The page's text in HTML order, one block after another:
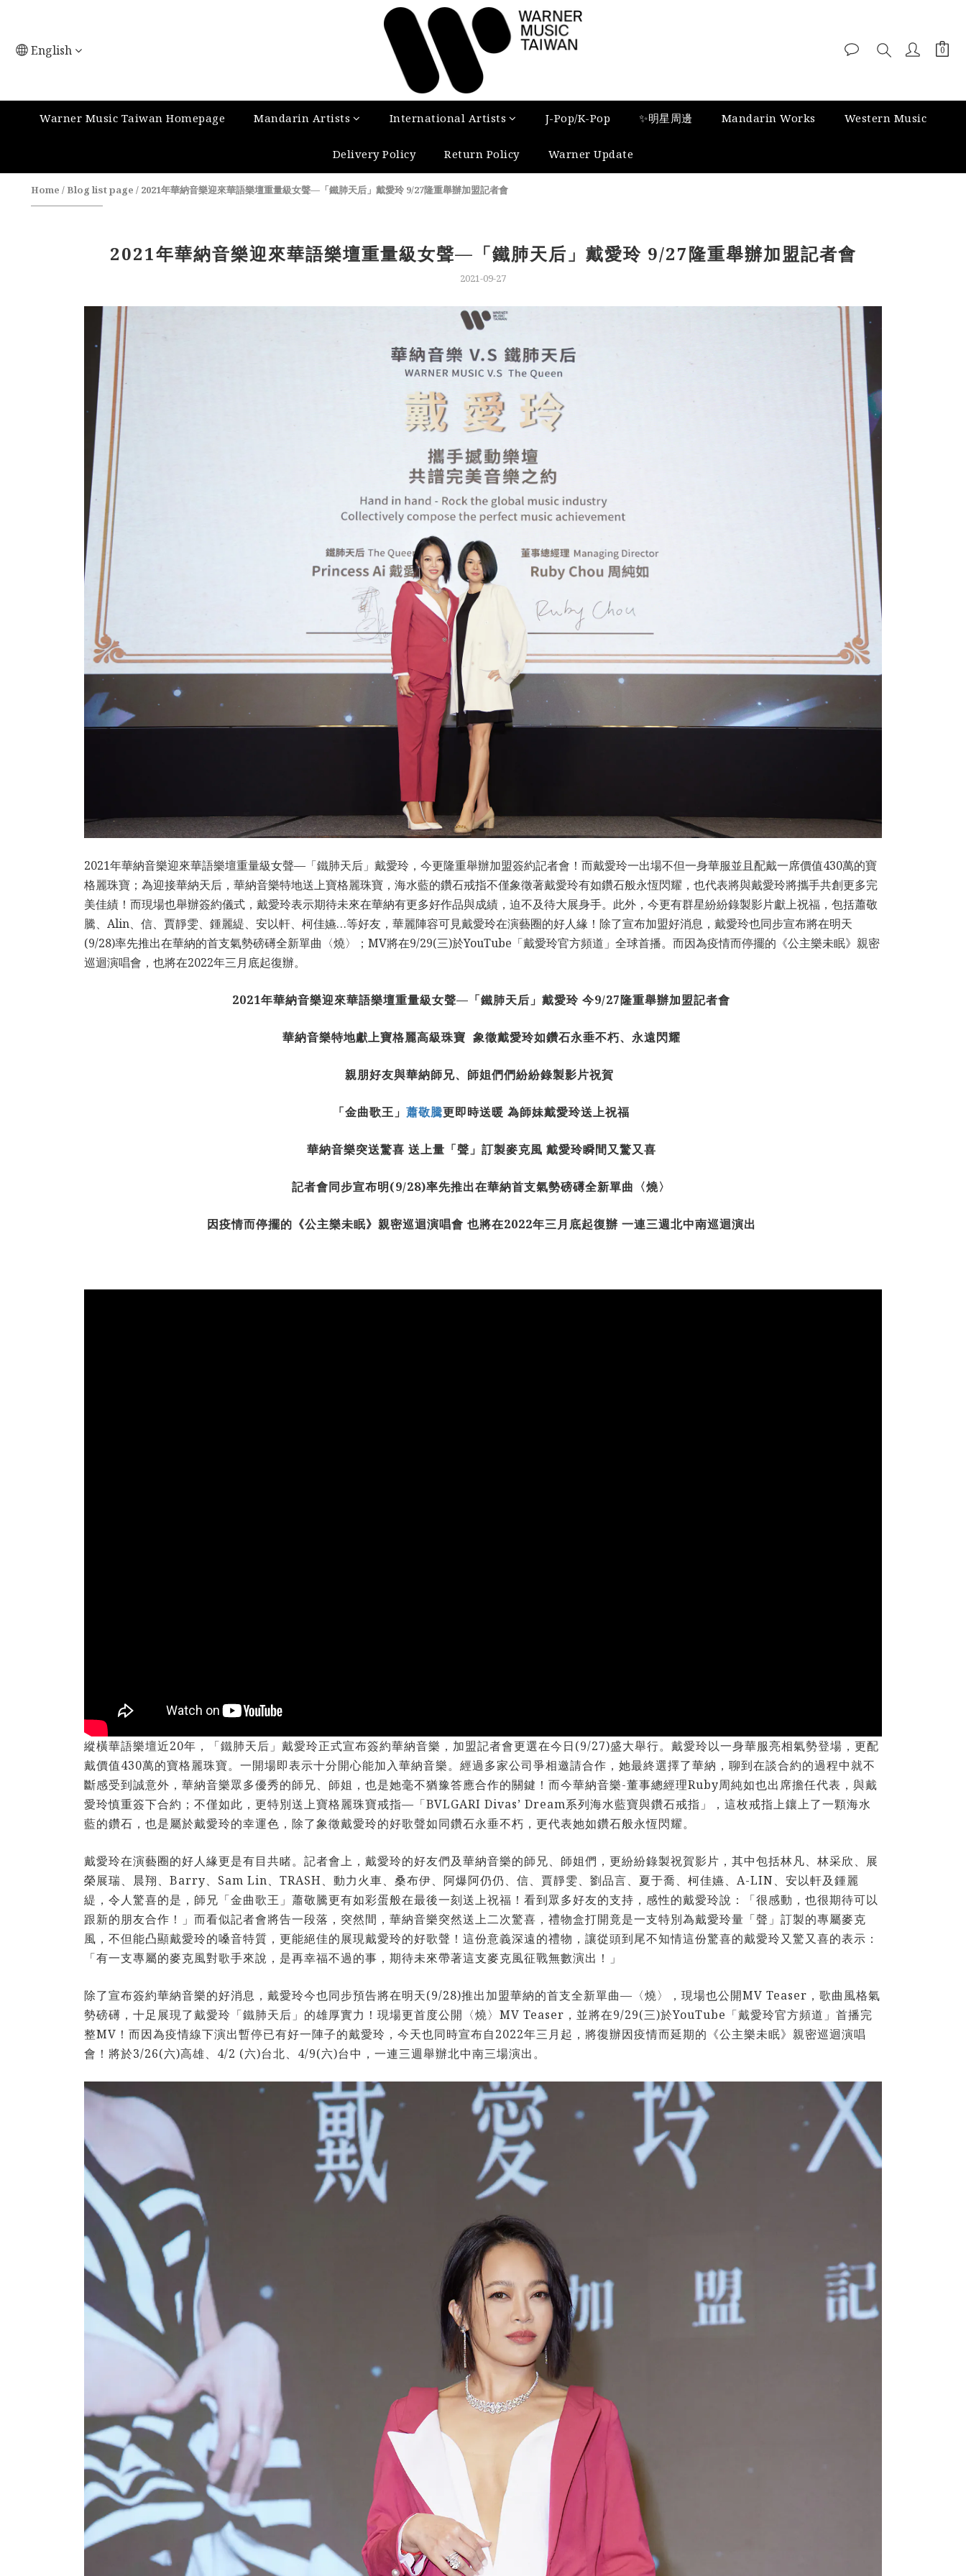
English
Warner Music Taiwan Homepage Mandarin Artists International Artists J-Pop/K-Pop ✨明星周邊 Mandarin Works Western Music
Delivery Policy Return Policy Warner Update
Home / Blog list page / 2021年華納音樂迎來華語樂壇重量級女聲—「鐵肺天后」戴愛玲 9/27隆重舉辦加盟記者會
2021年華納音樂迎來華語樂壇重量級女聲—「鐵肺天后」戴愛玲 9/27隆重舉辦加盟記者會
2021-09-27
2021年華納音樂迎來華語樂壇重量級女聲—「鐵肺天后」戴愛玲，今更隆重舉辦加盟簽約記者會！而戴愛玲一出場不但一身華服並且配戴一席價值430萬的寶
格麗珠寶；為迎接華納天后，華納音樂特地送上寶格麗珠寶，海水藍的鑽石戒指不僅象徵著戴愛玲有如鑽石般永恆閃耀，也代表將與戴愛玲將攜手共創更多完
美佳績！而現場也舉辦簽約儀式，戴愛玲表示期待未來在華納有更多好作品與成績，迫不及待大展身手。此外，今更有群星紛紛錄製影片獻上祝福，包括蕭敬
騰、Alin、信、賈靜雯、鍾麗緹、安以軒、柯佳嬿…等好友，華麗陣容可見戴愛玲在演藝圈的好人緣！除了宣布加盟好消息，戴愛玲也同步宣布將在明天
(9/28)率先推出在華納的首支氣勢磅礡全新單曲〈燒〉；MV將在9/29(三)於YouTube「戴愛玲官方頻道」全球首播。而因為疫情而停擺的《公主樂未眠》親密
巡迴演唱會，也將在2022年三月底起復辦。
2021年華納音樂迎來華語樂壇重量級女聲—「鐵肺天后」戴愛玲 今9/27隆重舉辦加盟記者會
華納音樂特地獻上寶格麗高級珠寶 象徵戴愛玲如鑽石永垂不朽、永遠閃耀
親朋好友與華納師兄、師姐們們紛紛錄製影片祝賀
「金曲歌王」 蕭敬騰更即時送暖 為師妹戴愛玲送上祝福
華納音樂突送驚喜 送上量「聲」訂製麥克風 戴愛玲瞬間又驚又喜
記者會同步宣布明(9/28)率先推出在華納首支氣勢磅礡全新單曲〈燒〉
因疫情而停擺的《公主樂未眠》親密巡迴演唱會 也將在2022年三月底起復辦 一連三週北中南巡迴演出
縱橫華語樂壇近20年，「鐵肺天后」戴愛玲正式宣布簽約華納音樂，加盟記者會更選在今日(9/27)盛大舉行。戴愛玲以一身華服亮相氣勢登場，更配
戴價值430萬的寶格麗珠寶。一開場即表示十分開心能加入華納音樂。經過多家公司爭相邀請合作，她最終選擇了華納，聊到在談合約的過程中就不
斷感受到誠意外，華納音樂眾多優秀的師兄、師姐，也是她毫不猶豫答應合作的關鍵！而今華納音樂-董事總經理Ruby周純如也出席擔任代表，與戴
愛玲慎重簽下合約；不僅如此，更特別送上寶格麗珠寶戒指—「BVLGARI Divas’ Dream系列海水藍寶與鑽石戒指」，這枚戒指上鑲上了一顆海水
藍的鑽石，也是屬於戴愛玲的幸運色，除了象徵戴愛玲的好歌聲如同鑽石永垂不朽，更代表她如鑽石般永恆閃耀。
戴愛玲在演藝圈的好人緣更是有目共睹。記者會上，戴愛玲的好友們及華納音樂的師兄、師姐們，更紛紛錄製祝賀影片，其中包括林凡、林采欣、展
榮展瑞、晨翔、Barry、Sam Lin、TRASH、動力火車、桑布伊、阿爆阿仍仍、信、賈靜雯、劉品言、夏于喬、柯佳嬿、A-LIN、安以軒及鍾麗
緹，令人驚喜的是，師兄「金曲歌王」蕭敬騰更有如彩蛋般在最後一刻送上祝福！看到眾多好友的支持，感性的戴愛玲說：「很感動，也很期待可以
跟新的朋友合作！」而看似記者會將告一段落，突然間，華納音樂突然送上二次驚喜，禮物盒打開竟是一支特別為戴愛玲量「聲」訂製的專屬麥克
風，不但能凸顯戴愛玲的嗓音特質，更能絕佳的展現戴愛玲的好歌聲！這份意義深遠的禮物，讓從頭到尾不知情這份驚喜的戴愛玲又驚又喜的表示：
「有一支專屬的麥克風對歌手來說，是再幸福不過的事，期待未來帶著這支麥克風征戰無數演出！」
除了宣布簽約華納音樂的好消息，戴愛玲今也同步預告將在明天(9/28)推出加盟華納的首支全新單曲—〈燒〉，現場也公開MV Teaser，歌曲風格氣
勢磅礡，十足展現了戴愛玲「鐵肺天后」的雄厚實力！現場更首度公開〈燒〉MV Teaser，並將在9/29(三)於YouTube「戴愛玲官方頻道」首播完
整MV！而因為疫情線下演出暫停已有好一陣子的戴愛玲，今天也同時宣布自2022年三月起，將復辦因疫情而延期的《公主樂未眠》親密巡迴演唱
會！將於3/26(六)高雄、4/2 (六)台北、4/9(六)台中，一連三週舉辦北中南三場演出。